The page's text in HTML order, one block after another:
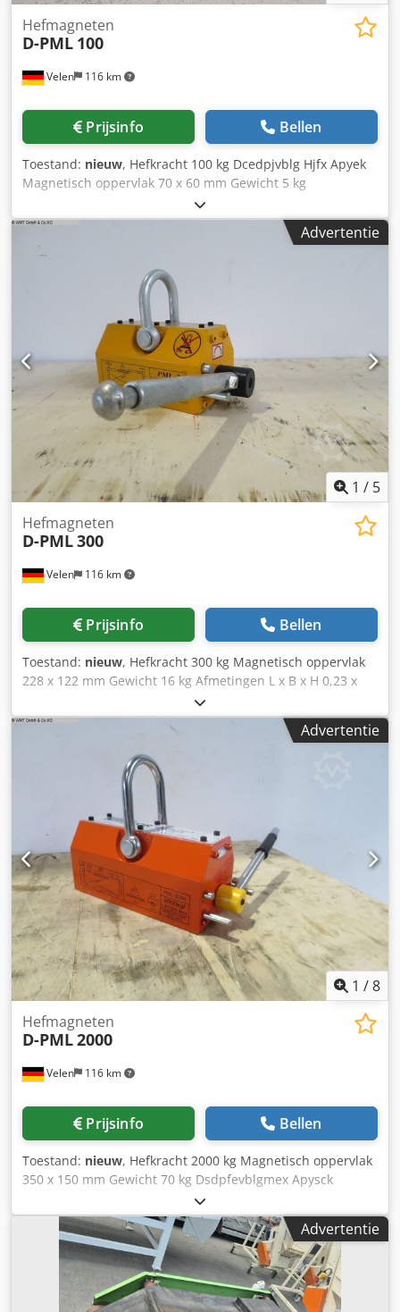
Velen 116 km
Hefmagneten
D-PML 100
Prijsinfo Bellen
Toestand: nieuw, Hefkracht 100 kg Dcedpjvblg Hjfx Apyek
Magnetisch oppervlak 70 x 60 mm Gewicht 5 kg
Afmetingen L x B x H 100 x 120 x 120 m
Advertentie
1 / 5
Velen 116 km
Hefmagneten
D-PML300
Prijsinfo Bellen
Toestand: nieuw, Hefkracht 300 kg Magnetisch oppervlak
228 x 122 mm Gewicht 16 kg Afmetingen L x B x H 0,23 x
0,122 x 0,112 m Dodpfxsvblgao Apyjck
Advertentie
1 /8
Velen 116 km
Hefmagneten
D-PML2000
Prijsinfo Bellen
Toestand: nieuw, Hefkracht 2000 kg Magnetisch oppervlak
350 x 150 mm Gewicht 70 kg Dsdpfevblgmex Apysck
Advertentie